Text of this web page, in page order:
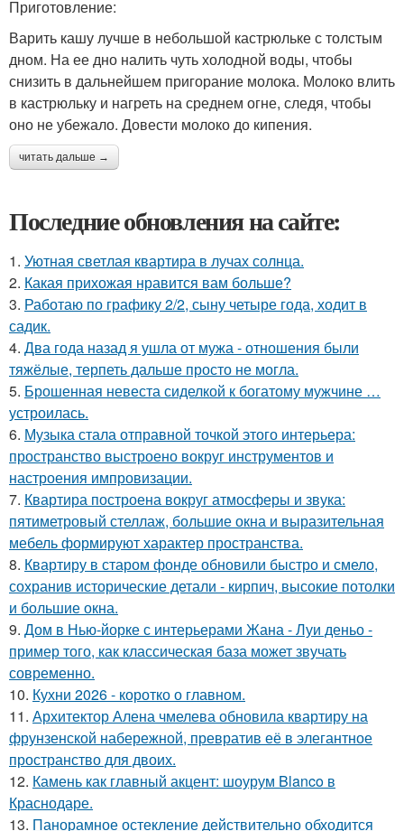
Приготовление:
Варить кашу лучше в небольшой кастрюльке с толстым
дном. На ее дно налить чуть холодной воды, чтобы
снизить в дальнейшем пригорание молока. Молоко влить
в кастрюльку и нагреть на среднем огне, следя, чтобы
оно не убежало. Довести молоко до кипения.
читать дальше →
Последние обновления на сайте:
1. Уютная светлая квартира в лучах солнца.
2. Какая прихожая нравится вам больше?
3. Работаю по графику 2/2, сыну четыре года, ходит в
садик.
4. Два года назад я ушла от мужа - отношения были
тяжёлые, терпеть дальше просто не могла.
5. Брошенная невеста сиделкой к богатому мужчине …
устроилась.
6. Музыка стала отправной точкой этого интерьера:
пространство выстроено вокруг инструментов и
настроения импровизации.
7. Квартира построена вокруг атмосферы и звука:
пятиметровый стеллаж, большие окна и выразительная
мебель формируют характер пространства.
8. Квартиру в старом фонде обновили быстро и смело,
сохранив исторические детали - кирпич, высокие потолки
и большие окна.
9. Дом в Нью-йорке с интерьерами Жана - Луи деньо -
пример того, как классическая база может звучать
современно.
10. Кухни 2026 - коротко о главном.
11. Архитектор Алена чмелева обновила квартиру на
фрунзенской набережной, превратив её в элегантное
пространство для двоих.
12. Камень как главный акцент: шоурум Blanco в
Краснодаре.
13. Панорамное остекление действительно обходится